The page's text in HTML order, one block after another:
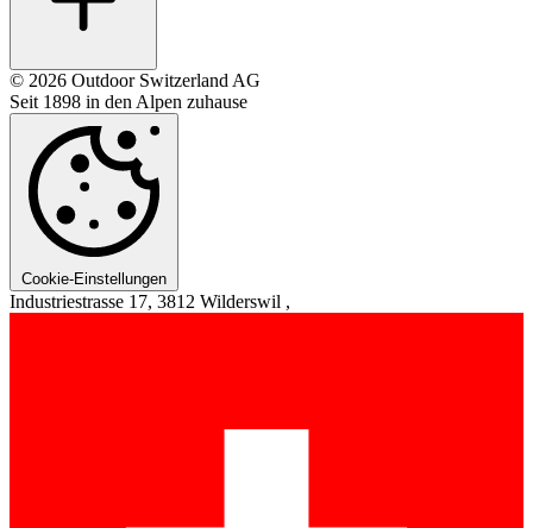
© 2026 Outdoor Switzerland AG
Seit 1898 in den Alpen zuhause
Cookie-Einstellungen
Industriestrasse 17, 3812 Wilderswil ,